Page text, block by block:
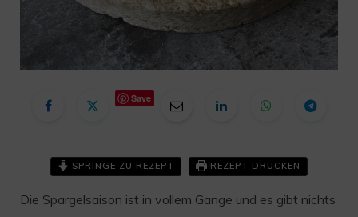
Save
SPRINGE ZU REZEPT REZEPT DRUCKEN
Die Spargelsaison ist in vollem Gange und es gibt nichts